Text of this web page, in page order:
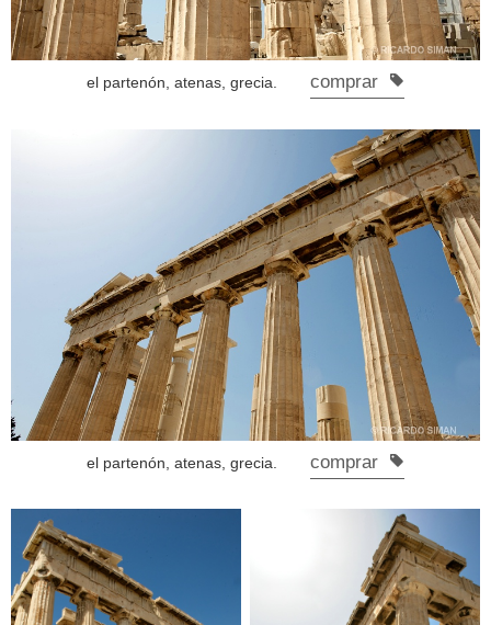
el partenón, atenas, grecia. comprar
el partenón, atenas, grecia. comprar